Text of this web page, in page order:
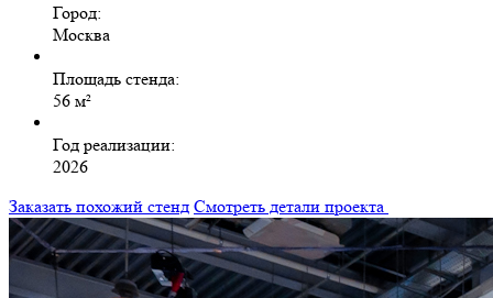
Город:
Москва
Площадь стенда:
56 м²
Год реализации:
2026
Заказать похожий стенд Смотреть детали проекта